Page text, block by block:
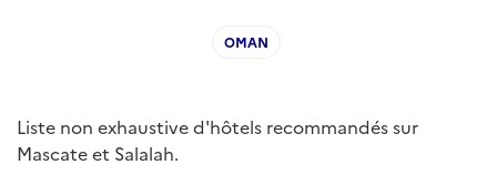
OMAN
Liste non exhaustive d'hôtels recommandés sur
Mascate et Salalah.